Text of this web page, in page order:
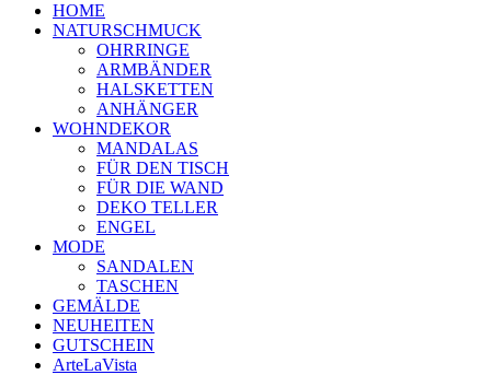
HOME
NATURSCHMUCK
OHRRINGE
ARMBÄNDER
HALSKETTEN
ANHÄNGER
WOHNDEKOR
MANDALAS
FÜR DEN TISCH
FÜR DIE WAND
DEKO TELLER
ENGEL
MODE
SANDALEN
TASCHEN
GEMÄLDE
NEUHEITEN
GUTSCHEIN
ArteLaVista